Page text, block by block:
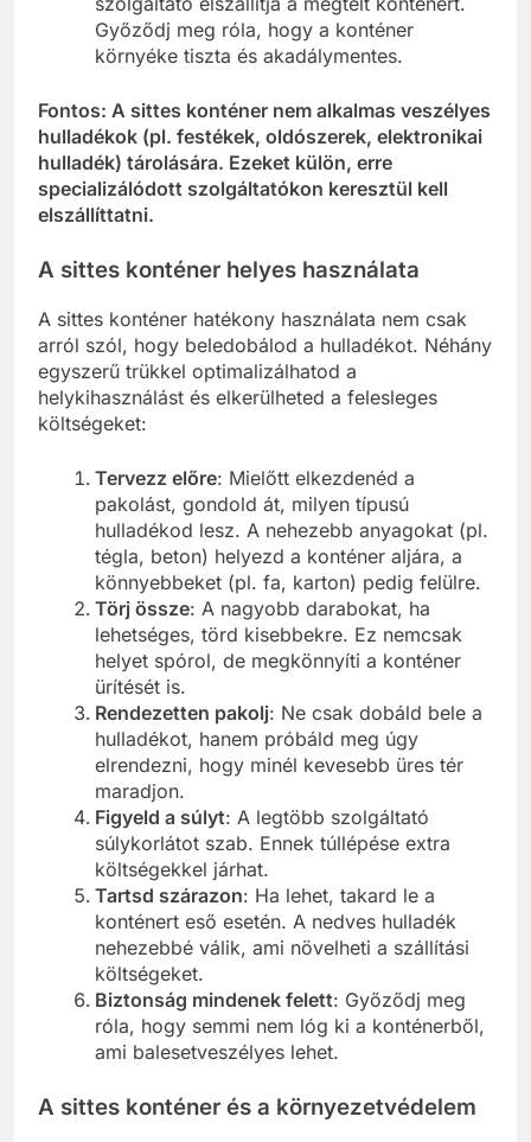
Győződj meg róla, hogy a konténer
környéke tiszta és akadálymentes.
Fontos: A sittes konténer nem alkalmas veszélyes
hulladékok (pl. festékek, oldószerek, elektronikai
hulladék) tárolására. Ezeket külön, erre
specializálódott szolgáltatókon keresztül kell
elszállíttatni.
A sittes konténer helyes használata
A sittes konténer hatékony használata nem csak
arról szól, hogy beledobálod a hulladékot. Néhány
egyszerű trükkel optimalizálhatod a
helykihasználást és elkerülheted a felesleges
költségeket:
Tervezz előre: Mielőtt elkezdenéd a
pakolást, gondold át, milyen típusú
hulladékod lesz. A nehezebb anyagokat (pl.
tégla, beton) helyezd a konténer aljára, a
könnyebbeket (pl. fa, karton) pedig felülre.
Törj össze: A nagyobb darabokat, ha
lehetséges, törd kisebbekre. Ez nemcsak
helyet spórol, de megkönnyíti a konténer
ürítését is.
Rendezetten pakolj: Ne csak dobáld bele a
hulladékot, hanem próbáld meg úgy
elrendezni, hogy minél kevesebb üres tér
maradjon.
Figyeld a súlyt: A legtöbb szolgáltató
súlykorlátot szab. Ennek túllépése extra
költségekkel járhat.
Tartsd szárazon: Ha lehet, takard le a
konténert eső esetén. A nedves hulladék
nehezebbé válik, ami növelheti a szállítási
költségeket.
Biztonság mindenek felett: Győződj meg
róla, hogy semmi nem lóg ki a konténerből,
ami balesetveszélyes lehet.
A sittes konténer és a környezetvédelem